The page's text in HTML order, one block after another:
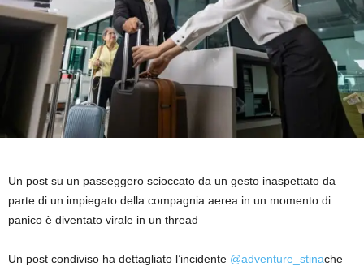
Un post su un passeggero scioccato da un gesto inaspettato da
parte di un impiegato della compagnia aerea in un momento di
panico è diventato virale in un thread
Un post condiviso ha dettagliato l’incidente @adventure_stinache